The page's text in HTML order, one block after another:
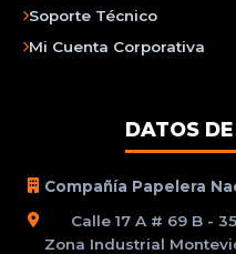
Soporte Técnico
Mi Cuenta Corporativa
DATOS
Compañía Papelera
Calle 17 A # 69 B - 35
Zona Industrial